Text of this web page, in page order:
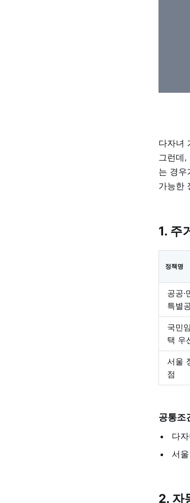
다자녀
그런데,
는 경우
가능한
1. 주
정책명
공공·
특별
국민
택 우
서울
점
공통조
다
서
2. 자